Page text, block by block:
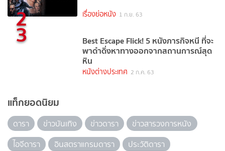
2 เรื่องย่อหนัง 1 ก.ย. 63
3 Best Escape Flick! 5 หนังภารกิจหนี ที่จะ
พาดำดิ่งหาทางออกจากสถานการณ์สุด
หิน
หนังต่างประเทศ 2 ก.ค. 63
แท็กยอดนิยม
ดารา ข่าวบันเทิง ข่าวดารา
ข่าวสารวงการหนัง
ไอจีดารา
อินสตราแกรมดารา
ประวัติดารา